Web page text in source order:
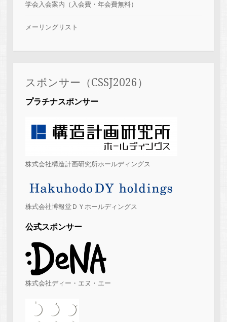
学会入会案内（入会費・年会費無料）
メーリングリスト
スポンサー（CSSJ2026）
プラチナスポンサー
株式会社構造計画研究所ホールディングス
株式会社博報堂ＤＹホールディングス
公式スポンサー
株式会社ディー・エヌ・エー